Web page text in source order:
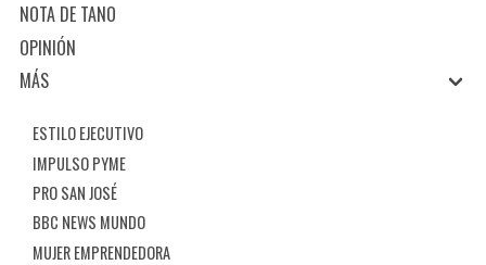
NOTA DE TANO
OPINIÓN
MÁS
ESTILO EJECUTIVO
IMPULSO PYME
PRO SAN JOSÉ
BBC NEWS MUNDO
MUJER EMPRENDEDORA